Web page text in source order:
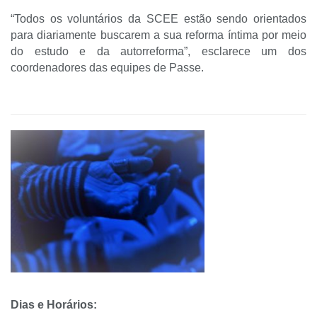
“Todos os voluntários da SCEE estão sendo orientados
para diariamente buscarem a sua reforma íntima por meio
do estudo e da autorreforma”, esclarece um dos
coordenadores das equipes de Passe.
Dias e Horários: